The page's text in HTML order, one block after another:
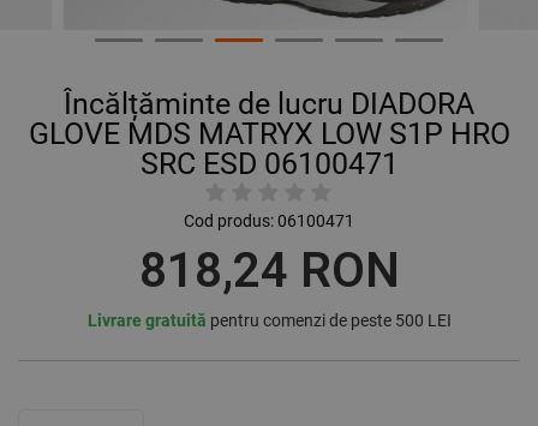
Încălțăminte de lucru DIADORA
GLOVE MDS MATRYX LOW S1P HRO
SRC ESD 06100471
Cod produs:06100471
818,24 RON
Livrare gratuită pentru comenzi de peste 500 LEI